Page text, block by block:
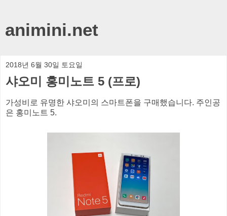
animini.net
2018년 6월 30일 토요일
샤오미 홍미노트 5 (프로)
가성비로 유명한 샤오미의 스마트폰을 구매했습니다. 주인공
은 홍미노트 5.